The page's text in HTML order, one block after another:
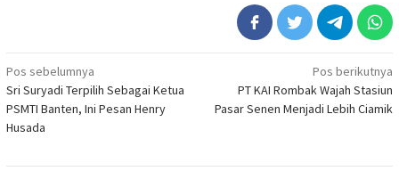
Navigasi
pos
Pos sebelumnya
Sri Suryadi Terpilih Sebagai Ketua
PSMTI Banten, Ini Pesan Henry
Husada
Pos berikutnya
PT KAI Rombak Wajah Stasiun
Pasar Senen Menjadi Lebih Ciamik